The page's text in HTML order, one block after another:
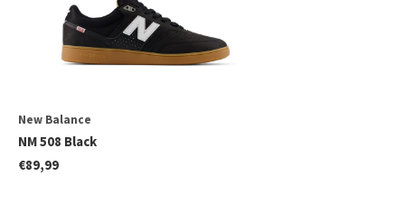
New Balance
NM 508 Black
€89,99